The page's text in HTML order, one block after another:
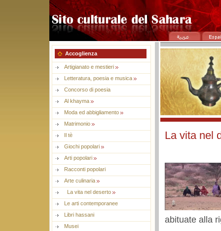
Accoglienza
Artigianato e mestieri
Letteratura, poesia e musica
Concorso di poesia
Al khayma
Moda ed abbigliamento
Matrimonio
Il tè
Giochi popolari
Arti popolari
Racconti popolari
Arte culinaria
La vita nel deserto
Le arti contemporanee
Libri hassani
Musei
La vita nel
abituate alla